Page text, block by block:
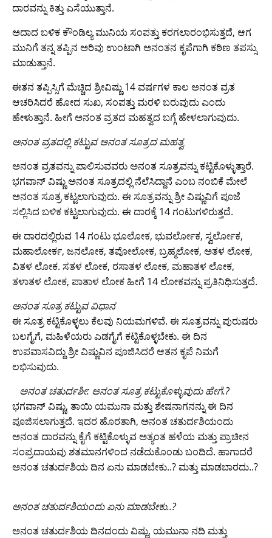
ದಾರವನ್ನು ಕಿತ್ತು ಎಸೆಯುತ್ತಾನೆ.
ಅದಾದ ಬಳಿಕ ಕೌಂಡಿಲ್ಯ ಮುನಿಯ ಸಂಪತ್ತು ಕರಗಲಾರಂಭಿಸುತ್ತದೆ, ಆಗ
ಮುನಿಗೆ ತನ್ನ ತಪ್ಪಿನ ಅರಿವು ಉಂಟಾಗಿ ಅನಂತನ ಕೃಪೆಗಾಗಿ ಕಠಿಣ ತಪಸ್ಸು
ಮಾಡುತ್ತಾನೆ.
ಈತನ ತಪ್ಪಿಸ್ಸಿಗೆ ಮೆಚ್ಚಿದ ಶ್ರೀವಿಷ್ಣು 14 ವರ್ಷಗಳ ಕಾಲ ಅನಂತ ವ್ರತ
ಆಚರಿಸಿದರೆ ಹೋದ ಸುಖ, ಸಂಪತ್ತು ಮರಳಿ ಬರುವುದು ಎಂದು
ಹೇಳುತ್ತಾನೆ. ಹೀಗೆ ಅನಂತ ವ್ರತದ ಮಹತ್ವದ ಬಗ್ಗೆ ಹೇಳಲಾಗುವುದು.
ಅನಂತ ವ್ರತದಲ್ಲಿ ಕಟ್ಟುವ ಅನಂತ ಸೂತ್ರದ ಮಹತ್ವ
ಅನಂತ ವ್ರತವನ್ನು ಪಾಲಿಸುವವರು ಅನಂತ ಸೂತ್ರವನ್ನು ಕಟ್ಟಿಕೊಳ್ಳುತ್ತಾರೆ.
ಭಗವಾನ್ ವಿಷ್ಣು ಅನಂತ ಸೂತ್ರದಲ್ಲಿ ನೆಲೆಸಿದ್ದಾನೆ ಎಂಬ ನಂಬಿಕೆ ಮೇಲೆ
ಅನಂತ ಸೂತ್ರ ಕಟ್ಟಲಾಗುವುದು. ಈ ಸೂತ್ರವನ್ನು ಶ್ರೀ ವಿಷ್ಣುವಿಗೆ ಪೂಜೆ
ಸಲ್ಲಿಸಿದ ಬಳಿಕ ಕಟ್ಟಲಾಗುವುದು. ಈ ದಾರಕ್ಕೆ 14 ಗಂಟುಗಳಿರುತ್ತದೆ.
ಈ ದಾರದಲ್ಲಿರುವ 14 ಗಂಟು ಭೂಲೋಕ, ಭುವರ್ಲೋಕ, ಸ್ವರ್ಲೋಕ,
ಮಹಾಲೋರ್ಕ, ಜನಲೋಕ, ತಪೋಲೋಕ, ಬ್ರಹ್ಮಲೋಕ, ಅತಳ ಲೋಕ,
ವಿತಳ ಲೋಕ. ಸತಳ ಲೋಕ, ರಸಾತಳ ಲೋಕ, ಮಹಾತಳ ಲೋಕ,
ತಳಾತಳ ಲೋಕ, ಪಾತಾಳ ಲೋಕ ಹೀಗೆ 14 ಲೋಕವನ್ನು ಪ್ರತಿನಿಧಿಸುತ್ತದೆ.
ಅನಂತ ಸೂತ್ರ ಕಟ್ಟುವ ವಿಧಾನ
ಈ ಸೂತ್ರ ಕಟ್ಟಿಕೊಳ್ಳಲು ಕೆಲವು ನಿಯಮಗಳಿವೆ. ಈ ಸೂತ್ರವನ್ನು ಪುರುಷರು
ಬಲಗೈಗೆ, ಮಹಿಳೆಯರು ಎಡಗೈಗೆ ಕಟ್ಟಿಕೊಳ್ಳಬೇಕು. ಈ ದಿನ
ಉಪವಾಸವಿದ್ದು ಶ್ರೀ ವಿಷ್ಣುವಿನ ಪೂಜಿಸಿದರೆ ಆತನ ಕೃಪೆ ನಿಮಗೆ
ಲಭಿಸುವುದು.
ಅನಂತ ಚತುರ್ದಶೀ: ಅನಂತ ಸೂತ್ರ ಕಟ್ಟುಕೊಳ್ಳುವುದು ಹೇಗೆ.?
ಭಗವಾನ್ ವಿಷ್ಣು, ತಾಯಿ ಯಮುನಾ ಮತ್ತು ಶೇಷನಾಗನನ್ನು ಈ ದಿನ
ಪೂಜಿಸಲಾಗುತ್ತದೆ. ಇದರ ಹೊರತಾಗಿ, ಅನಂತ ಚತುರ್ದಶಿಯಂದು
ಅನಂತ ದಾರವನ್ನು ಕೈಗೆ ಕಟ್ಟಿಕೊಳ್ಳುವ ಅತ್ಯಂತ ಹಳೆಯ ಮತ್ತು ಪ್ರಾಚೀನ
ಸಂಪ್ರದಾಯವು ಶತಮಾನಗಳಿಂದ ನಡೆದುಕೊಂಡು ಬಂದಿದೆ. ಹಾಗಾದರೆ
ಅನಂತ ಚತುರ್ದಶಿಯ ದಿನ ಏನು ಮಾಡಬೇಕು..? ಮತ್ತು ಮಾಡಬಾರದು..?
​ಅನಂತ ಚತುರ್ದಶಿಯಂದು ಏನು ಮಾಡಬೇಕು..?
ಅನಂತ ಚತುರ್ದಶಿಯ ದಿನದಂದು ವಿಷ್ಣು, ಯಮುನಾ ನದಿ ಮತ್ತು